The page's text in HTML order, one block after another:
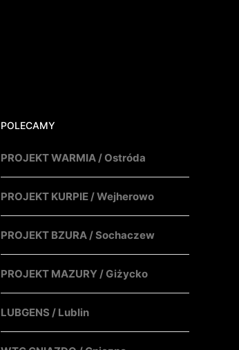
POLECAMY
PROJEKT WARMIA / Ostróda
PROJEKT KURPIE / Wejherowo
PROJEKT BZURA / Sochaczew
PROJEKT MAZURY / Giżycko
LUBGENS / Lublin